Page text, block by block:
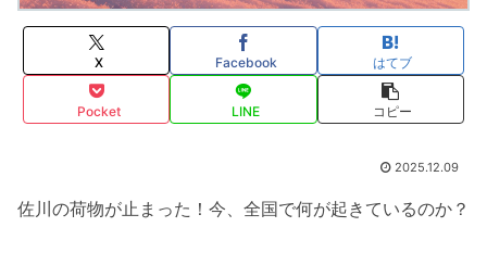
X Facebook はてブ
Pocket LINE コピー
2025.12.09
佐川の荷物が止まった！今、全国で何が起きているのか？